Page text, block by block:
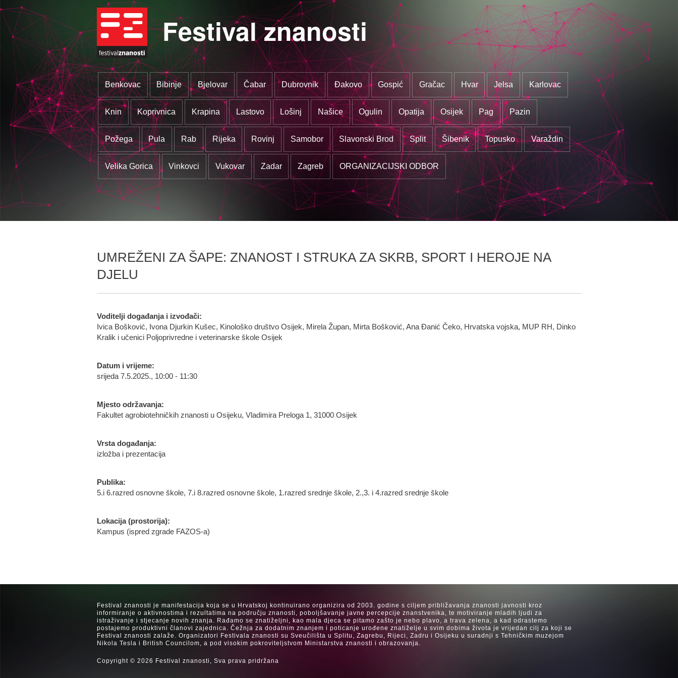
Festival znanosti
Benkovac Bibinje Bjelovar Čabar Dubrovnik Đakovo Gospić Gračac Hvar Jelsa Karlovac
Knin Koprivnica Krapina Lastovo Lošinj Našice Ogulin Opatija Osijek Pag Pazin
Požega Pula Rab Rijeka Rovinj Samobor Slavonski Brod Split Šibenik Topusko Varaždin
Velika Gorica Vinkovci Vukovar Zadar Zagreb ORGANIZACIJSKI ODBOR
UMREŽENI ZA ŠAPE: ZNANOST I STRUKA ZA SKRB, SPORT I HEROJE NA
DJELU
Voditelji događanja i izvođači:
Ivica Bošković, Ivona Djurkin Kušec, Kinološko društvo Osijek, Mirela Župan, Mirta Bošković, Ana Đanić Čeko, Hrvatska vojska, MUP RH, Dinko
Kralik i učenici Poljoprivredne i veterinarske škole Osijek
Datum i vrijeme:
srijeda 7.5.2025., 10:00 - 11:30
Mjesto održavanja:
Fakultet agrobiotehničkih znanosti u Osijeku, Vladimira Preloga 1, 31000 Osijek
Vrsta događanja:
izložba i prezentacija
Publika:
5.i 6.razred osnovne škole, 7.i 8.razred osnovne škole, 1.razred srednje škole, 2.,3. i 4.razred srednje škole
Lokacija (prostorija):
Kampus (ispred zgrade FAZOS-a)
Festival znanosti je manifestacija koja se u Hrvatskoj kontinuirano organizira od 2003. godine s ciljem približavanja znanosti javnosti kroz
informiranje o aktivnostima i rezultatima na području znanosti, poboljšavanje javne percepcije znanstvenika, te motiviranje mladih ljudi za
istraživanje i stjecanje novih znanja. Rađamo se znatiželjni, kao mala djeca se pitamo zašto je nebo plavo, a trava zelena, a kad odrastemo
postajemo produktivni članovi zajednica. Čežnja za dodatnim znanjem i poticanje urođene znatiželje u svim dobima života je vrijedan cilj za koji se
Festival znanosti zalaže. Organizatori Festivala znanosti su Sveučilišta u Splitu, Zagrebu, Rijeci, Zadru i Osijeku u suradnji s Tehničkim muzejom
Nikola Tesla i British Councilom, a pod visokim pokroviteljstvom Ministarstva znanosti i obrazovanja.
Copyright © 2026 Festival znanosti, Sva prava pridržana